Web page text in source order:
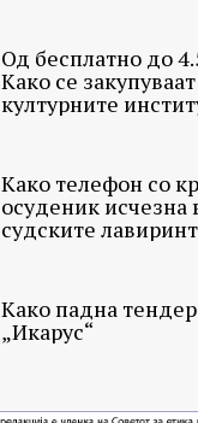
Од бесплатно до
Како се закупуваат
културните
Како телефон со
осуденик исчезна
судските
Како падна
„Икарус“